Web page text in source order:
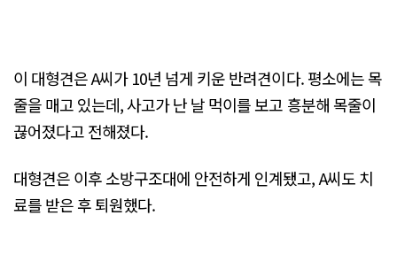
이 대형견은 A씨가 10년 넘게 키운 반려견이다. 평소에는 목
줄을 매고 있는데, 사고가 난 날 먹이를 보고 흥분해 목줄이
끊어졌다고 전해졌다.
대형견은 이후 소방구조대에 안전하게 인계됐고, A씨도 치
료를 받은 후 퇴원했다.